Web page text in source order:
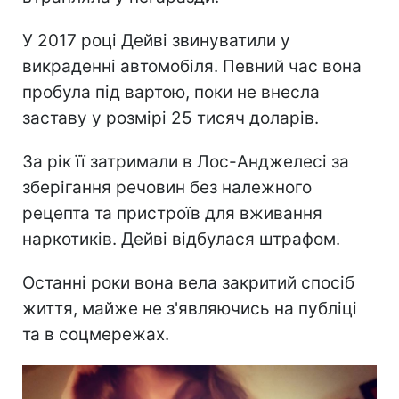
У 2017 році Дейві звинуватили у
викраденні автомобіля. Певний час вона
пробула під вартою, поки не внесла
заставу у розмірі 25 тисяч доларів.
За рік її затримали в Лос-Анджелесі за
зберігання речовин без належного
рецепта та пристроїв для вживання
наркотиків. Дейві відбулася штрафом.
Останні роки вона вела закритий спосіб
життя, майже не з'являючись на публіці
та в соцмережах.